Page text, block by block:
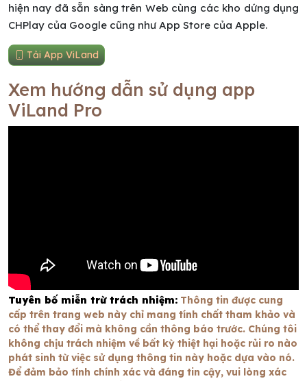
hiện nay đã sẵn sàng trên Web cùng các kho dứng dụng
CHPlay của Google cũng như App Store của Apple.
Tải App ViLand
Xem hướng dẫn sử dụng app
ViLand Pro
Tuyên bố miễn trừ trách nhiệm: Thông tin được cung
cấp trên trang web này chỉ mang tính chất tham khảo và
có thể thay đổi mà không cần thông báo trước. Chúng tôi
không chịu trách nhiệm về bất kỳ thiệt hại hoặc rủi ro nào
phát sinh từ việc sử dụng thông tin này hoặc dựa vào nó.
Để đảm bảo tính chính xác và đáng tin cậy, vui lòng xác